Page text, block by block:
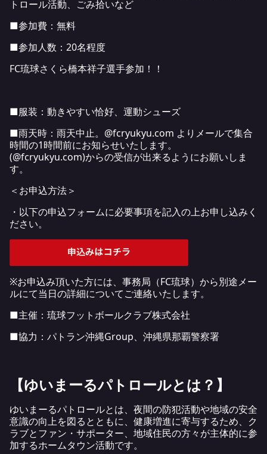
トロール活動、ごみ拾いなど
■参加費：無料
■参加人数：20名程度
FC琉球さくら橋本祥子選手参加！！
■服装：動きやすい恰好、運動シューズ
■雨天時：雨天中止。@fcryukyu.com よりメールで集合
時間の1時間前にお知らせいたします。
(@fcryukyu.com)からの受信が出来るようにお願いしま
す。
＜お申込方法＞
・以下の申込フォームに必要事項を記入の上お申し込みく
ださい。
※お申込み頂いた方には、事務局（FC琉球）から別途メー
ルにて当日の詳細についてご連絡いたします。
■主催：琉球フットボールクラブ株式会社
■協力：パトラン沖縄Group、沖縄県那覇警察署
【ゆいまーるパトロールとは？】
ゆいまーるパトロールとは、夜間の防犯活動や地域の安全
意識の向上を図るとともに、健康増進に寄与するため、ク
ラブとファン・サポーター、地域住民の方々が主体的に参
加するホームタウン活動です。